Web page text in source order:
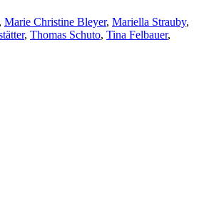
Marie Christine Bleyer, Mariella Strauby,
, Thomas Schuto, Tina Felbauer,